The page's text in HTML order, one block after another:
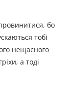
бо
тобі
нещасного
а тоді